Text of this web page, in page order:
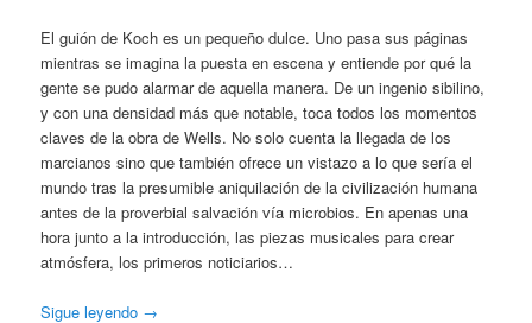
El guión de Koch es un pequeño dulce. Uno pasa sus páginas
mientras se imagina la puesta en escena y entiende por qué la
gente se pudo alarmar de aquella manera. De un ingenio sibilino,
y con una densidad más que notable, toca todos los momentos
claves de la obra de Wells. No solo cuenta la llegada de los
marcianos sino que también ofrece un vistazo a lo que sería el
mundo tras la presumible aniquilación de la civilización humana
antes de la proverbial salvación vía microbios. En apenas una
hora junto a la introducción, las piezas musicales para crear
atmósfera, los primeros noticiarios…
Sigue leyendo →